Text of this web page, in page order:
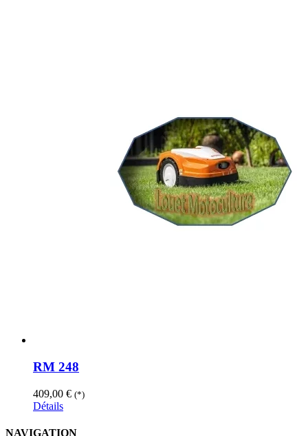
RM 248
409,00 € (*)
Détails
NAVIGATION